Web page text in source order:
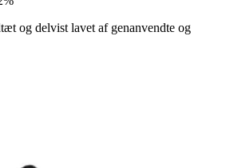
og delvist lavet af genanvendte og